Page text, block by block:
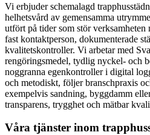
Vi erbjuder schemalagd
helhetsvård av gemensamma
utfört på tider som stör
fast kontaktperson, dokumenterade
kvalitetskontroller. Vi arbetar med
rengöringsmedel, tydlig nyckel- och
noggranna egenkontroller i digital
och metodiskt, följer branschpraxis
exempelvis sandning, byggdamm
transparens, trygghet och mätbar
Våra tjänster inom